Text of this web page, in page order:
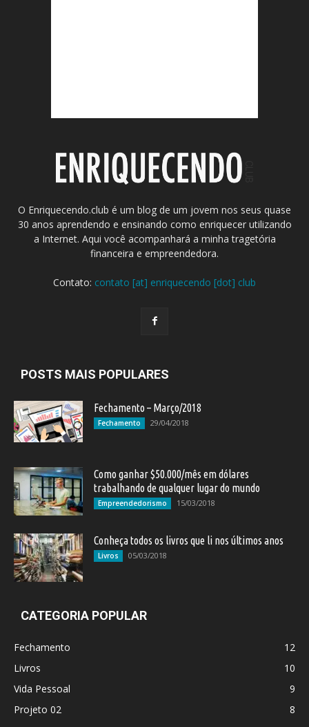
O Enriquecendo.club é um blog de um jovem nos seus quase
30 anos aprendendo e ensinando como enriquecer utilizando
a Internet. Aqui você acompanhará a minha tragetória
financeira e empreendedora.
Contato: contato [at] enriquecendo [dot] club
POSTS MAIS POPULARES
Fechamento – Março/2018
Fechamento 29/04/2018
Como ganhar $50.000/mês em dólares
trabalhando de qualquer lugar do mundo
Empreendedorismo 15/03/2018
Conheça todos os livros que li nos últimos anos
Livros 05/03/2018
CATEGORIA POPULAR
Fechamento
12
Livros
10
Vida Pessoal
9
Projeto 02
8